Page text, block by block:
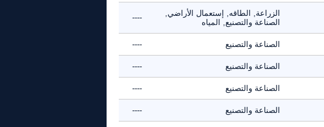
الزراعة, الطاقه, إستعمال الأراضي,
الصناعة والتصنيع, المياه
----
الصناعة والتصنيع ----
الصناعة والتصنيع ----
الصناعة والتصنيع ----
الصناعة والتصنيع ----